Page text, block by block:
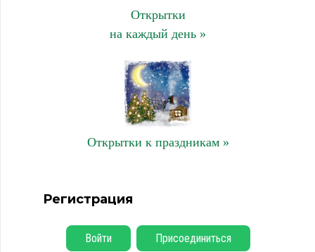
Открытки
на каждый день »
Открытки к праздникам »
Регистрация
Войти Присоединиться